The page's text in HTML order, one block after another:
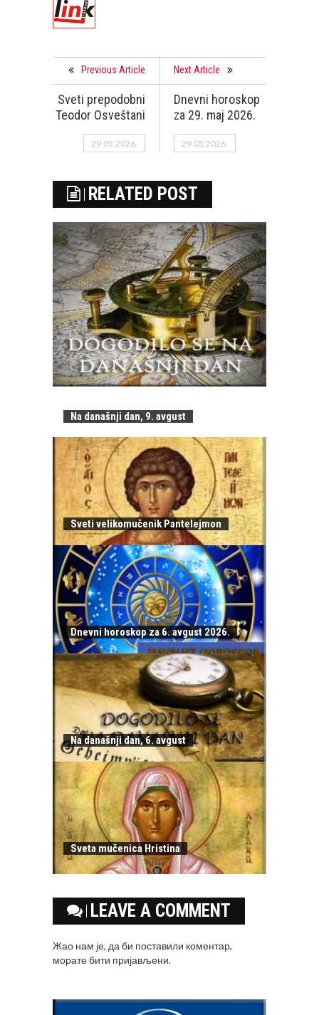
Previous Article
Sveti prepodobni
Teodor Osveštani
29.05.2026.
Next Article
Dnevni horoskop
za 29. maj 2026.
29.05.2026.
RELATED POST
Na današnji dan, 9. avgust
Sveti velikomučenik Pantelejmon
Dnevni horoskop za 6. avgust 2026.
Na današnji dan, 6. avgust
Sveta mučenica Hristina
LEAVE A COMMENT
Жао нам је, да би поставили коментар,
моратебити пријављени.